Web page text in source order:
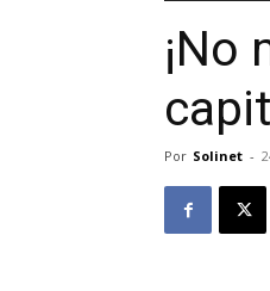
¡No
Por Solinet -